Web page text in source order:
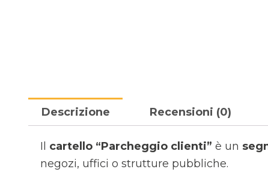
Descrizione Recensioni (0)
Il cartello “Parcheggio clienti” è un
negozi, uffici o strutture pubbliche.